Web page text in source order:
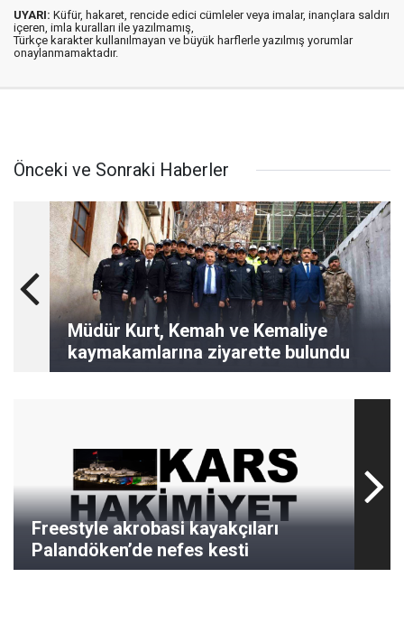
UYARI: Küfür, hakaret, rencide edici cümleler veya imalar, inançlara saldırı
içeren, imla kuralları ile yazılmamış,
Türkçe karakter kullanılmayan ve büyük harflerle yazılmış yorumlar
onaylanmamaktadır.
Önceki ve Sonraki Haberler
Müdür Kurt, Kemah ve Kemaliye
kaymakamlarına ziyarette bulundu
Freestyle akrobasi kayakçıları
Palandöken’de nefes kesti